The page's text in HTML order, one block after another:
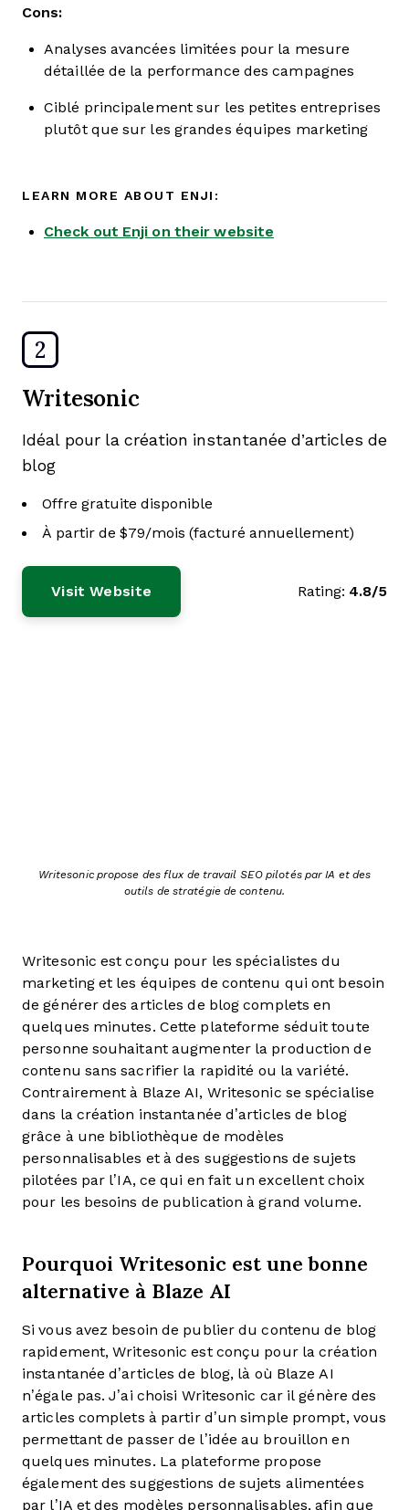
Cons:
Analyses avancées limitées pour la mesure
détaillée de la performance des campagnes
Ciblé principalement sur les petites entreprises
plutôt que sur les grandes équipes marketing
LEARN MORE ABOUT ENJI:
Check out Enji on their website
2
Writesonic
Idéal pour la création instantanée d’articles de
blog
Offre gratuite disponible
À partir de $79/mois (facturé annuellement)
Visit Website Rating: 4.8/5
Writesonic propose des flux de travail SEO pilotés par IA et des
outils de stratégie de contenu.
Writesonic est conçu pour les spécialistes du
marketing et les équipes de contenu qui ont besoin
de générer des articles de blog complets en
quelques minutes. Cette plateforme séduit toute
personne souhaitant augmenter la production de
contenu sans sacrifier la rapidité ou la variété.
Contrairement à Blaze AI, Writesonic se spécialise
dans la création instantanée d’articles de blog
grâce à une bibliothèque de modèles
personnalisables et à des suggestions de sujets
pilotées par l’IA, ce qui en fait un excellent choix
pour les besoins de publication à grand volume.
Pourquoi Writesonic est une bonne
alternative à Blaze AI
Si vous avez besoin de publier du contenu de blog
rapidement, Writesonic est conçu pour la création
instantanée d’articles de blog, là où Blaze AI
n’égale pas. J’ai choisi Writesonic car il génère des
articles complets à partir d’un simple prompt, vous
permettant de passer de l’idée au brouillon en
quelques minutes. La plateforme propose
également des suggestions de sujets alimentées
par l’IA et des modèles personnalisables, afin que